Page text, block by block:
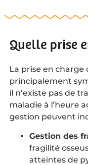
Quelle prise
La prise en charge
principalement
il n’existe pas de
maladie à l’heure
gestion peuvent
Gestion des
fragilité
atteintes de